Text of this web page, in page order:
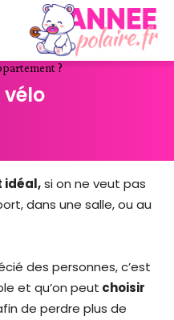
?
idéal,si on ne veut pas
dans une salle, ou au
des personnes, c’est
et qu’on peut choisir
de perdre plus de